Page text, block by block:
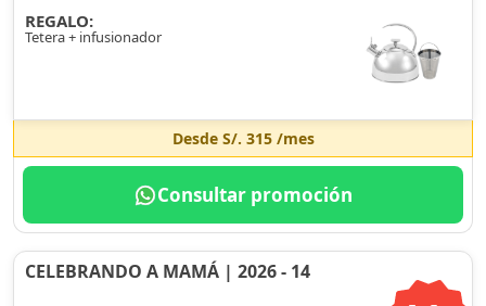
REGALO:
Tetera + infusionador
Desde S/. 315/mes
Consultar promoción
CELEBRANDO A MAMÁ | 2026 - 14